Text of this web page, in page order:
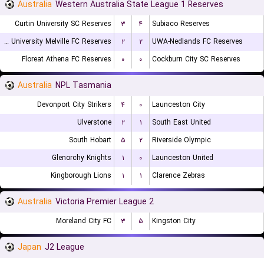
Australia Western Australia State League 1 Reserves
Curtin University SC Reserves ۳ ۴
Subiaco Reserves
Murdoch University Melville FC Reserves
۲ ۲
UWA-Nedlands FC Reserves
Floreat Athena FC Reserves
۰ ۰ Cockburn City SC Reserves
Australia NPL Tasmania
Devonport City Strikers ۴ ۰
Launceston City
Ulverstone
۲ ۱
South East United
South Hobart
۵ ۲
Riverside Olympic
Glenorchy Knights
۱ ۰
Launceston United
Kingborough Lions
۱ ۱ Clarence Zebras
Australia Victoria Premier League 2
Moreland City FC ۳ ۵ Kingston City
Japan J2 League